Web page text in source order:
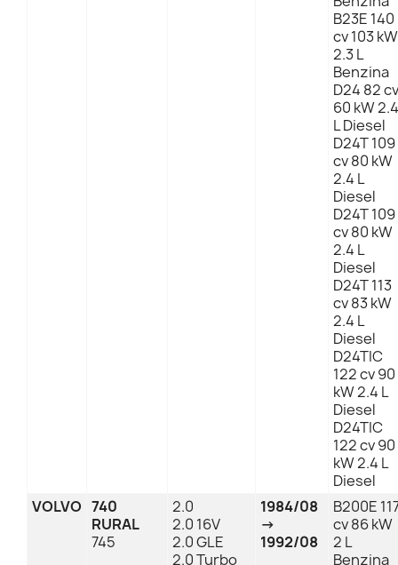
B23E 140
cv 103 kW
2.3 L
Benzina
D24 82 cv
60 kW 2.4
L Diesel
D24T 109
cv 80 kW
2.4 L
Diesel
D24T 109
cv 80 kW
2.4 L
Diesel
D24T 113
cv 83 kW
2.4 L
Diesel
D24TIC
122 cv 90
kW 2.4 L
Diesel
D24TIC
122 cv 90
kW 2.4 L
Diesel
VOLVO 740
RURAL
745
2.0
2.0 16V
2.0 GLE
2.0 Turbo
1984/08
→
1992/08
B200E
cv 86 kW
2 L
Benzina